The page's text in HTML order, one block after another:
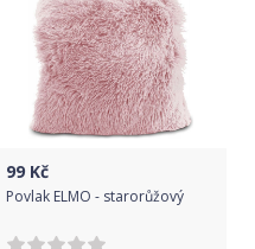
99 Kč
Povlak ELMO - starorůžový